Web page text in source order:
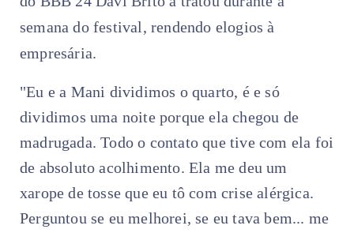
semana do festival, rendendo elogios à
empresária.
"Eu e a Mani dividimos o quarto, é e só
dividimos uma noite porque ela chegou de
madrugada. Todo o contato que tive com ela foi
de absoluto acolhimento. Ela me deu um
xarope de tosse que eu tô com crise alérgica.
Perguntou se eu melhorei, se eu tava bem... me